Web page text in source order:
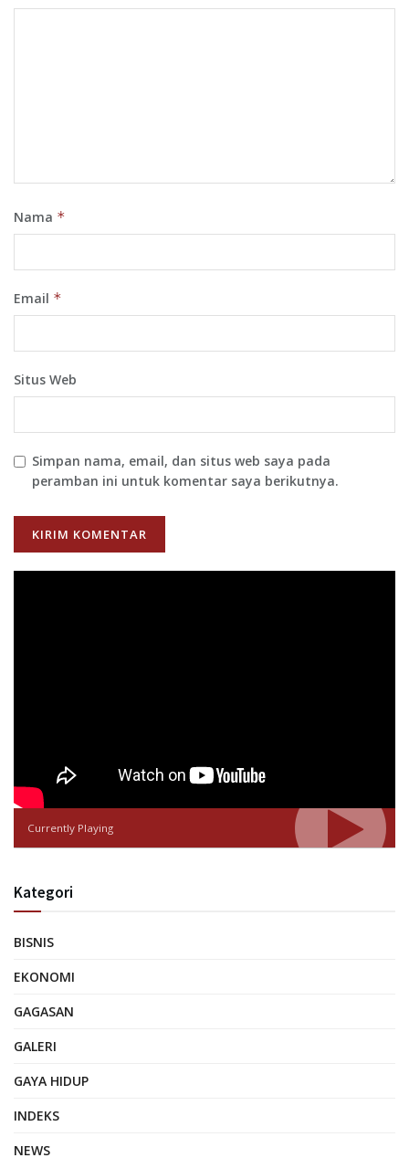
Nama *
Email *
Situs Web
Simpan nama, email, dan situs web saya pada
peramban ini untuk komentar saya berikutnya.
Currently Playing
Kategori
BISNIS
EKONOMI
GAGASAN
GALERI
GAYA HIDUP
INDEKS
NEWS